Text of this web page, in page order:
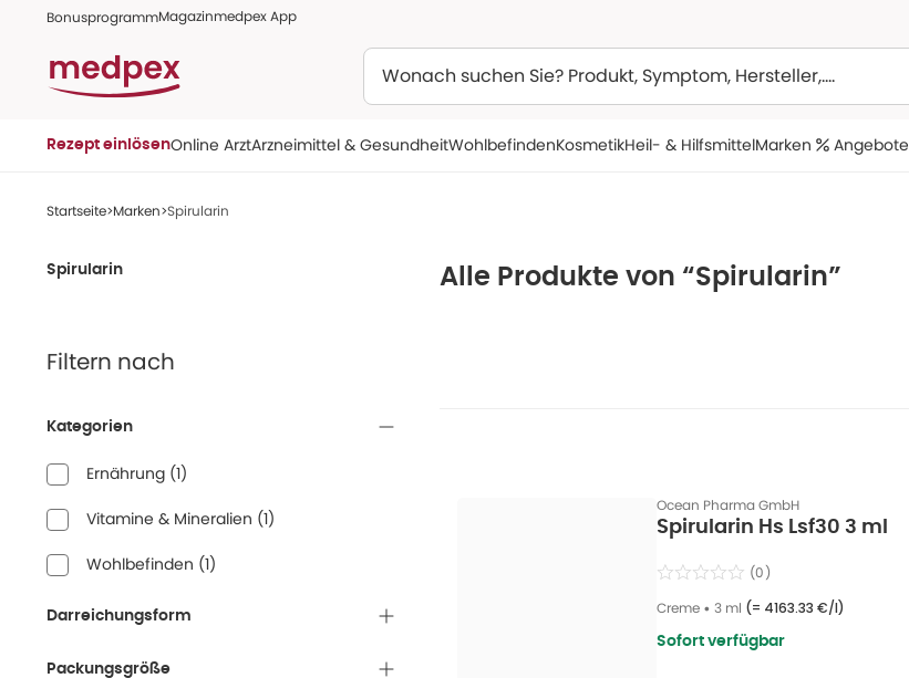
BonusprogrammMagazinmedpex App
Rezept einlösenOnline ArztArzneimittel & GesundheitWohlbefindenKosmetikHeil- & HilfsmittelMarken Angebote
Startseite Marken Spirularin
Alle Produkte von “Spirularin”
Spirularin
Filtern nach
Kategorien
Ernährung (1)
Vitamine & Mineralien (1)
Wohlbefinden (1)
Darreichungsform
Packungsgröße
Ocean Pharma GmbH
Spirularin Hs Lsf30 3 ml
(0)
Creme • 3 ml (= 4163.33 €/l)
Sofort verfügbar